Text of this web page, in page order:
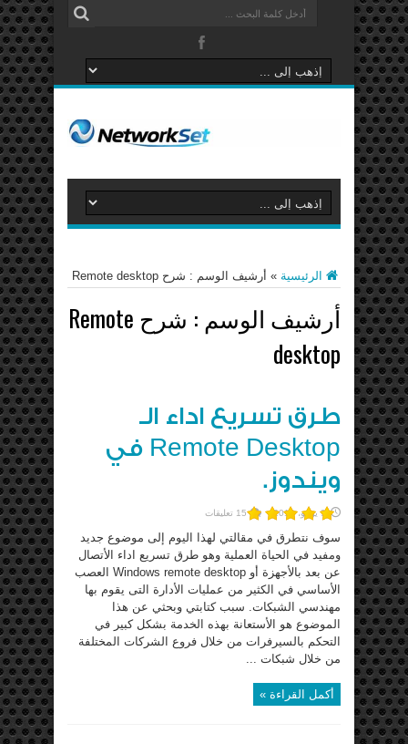
الرئيسية » أرشيف الوسم : شرح Remote desktop
أرشيف الوسم :
شرح Remote
desktop
طرق تسريع اداء الـ
Remote Desktop في
ويندوز.
9 يونيو، 2013 15 تعليقات
سوف نتطرق في مقالتي لهذا اليوم إلى موضوع جديد
ومفيد في الحياة العملية وهو طرق تسريع اداء الأتصال
عن بعد بالأجهزة أو Windows remote desktop العصب
الأساسي في الكثير من عمليات الأدارة التى يقوم بها
مهندسي الشبكات. سبب كتابتي وبحثي عن هذا
الموضوع هو الأستعانة بهذه الخدمة بشكل كبير في
التحكم بالسيرفرات من خلال فروع الشركات المختلفة
من خلال شبكات ...
أكمل القراءة »